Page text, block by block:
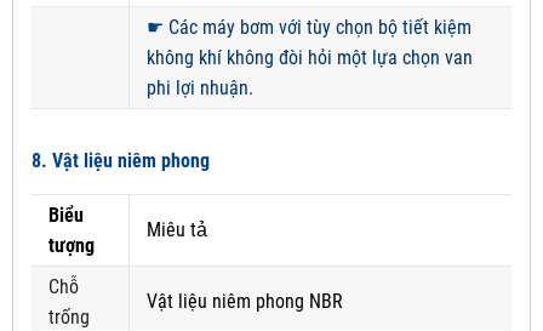
☛ Các máy bơm với tùy chọn bộ tiết kiệm
không khí không đòi hỏi một lựa chọn van
phi lợi nhuận.
8. Vật liệu niêm phong
Biểu
tượng
Miêu tả
Chỗ
trống
Vật liệu niêm phong NBR